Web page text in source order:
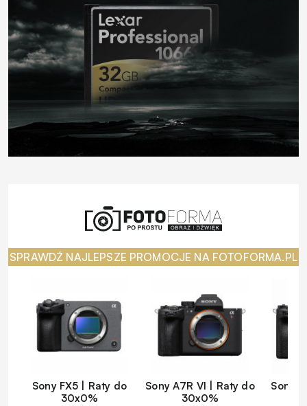
SPRAWDŹ NAJLEPSZE PROMOCJE NA FOTOFORMA.PL
Sony FX5 | Raty do
30x0%
Sony A7R VI | Raty do
30x0%
Sony